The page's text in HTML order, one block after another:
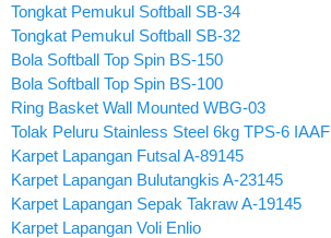
Tongkat Pemukul Softball SB-34
Tongkat Pemukul Softball SB-32
Bola Softball Top Spin BS-150
Bola Softball Top Spin BS-100
Ring Basket Wall Mounted WBG-03
Tolak Peluru Stainless Steel 6kg TPS-6 IAAF
Karpet Lapangan Futsal A-89145
Karpet Lapangan Bulutangkis A-23145
Karpet Lapangan Sepak Takraw A-19145
Karpet Lapangan Voli Enlio